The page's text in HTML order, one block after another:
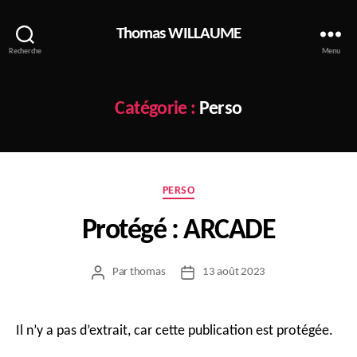
Recherche
Thomas WILLAUME
Menu
Catégorie : Perso
Catégories
PERSO
Protégé : ARCADE
Auteur
Par thomas
Date13 août 2023
Il n’y a pas d’extrait, car cette publication est protégée.